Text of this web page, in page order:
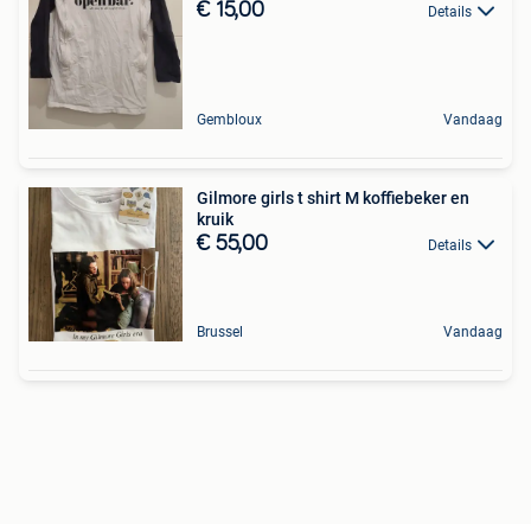
€ 15,00 Details
Gembloux Vandaag
Gilmore girls t shirt M koffiebeker en
kruik
€ 55,00 Details
Brussel Vandaag